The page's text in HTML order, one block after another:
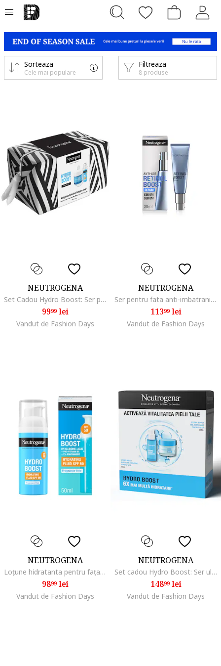
Filtreaza
8 produse
Sorteaza
Cele mai populare
NEUTROGENA
Set Cadou Hydro Boost: Ser pentru fata cu 10% Niacinamide, 30ml + Gel hidratant pentru ten normal si mixt, 50 ml
9999lei
Vandut de Fashion Days
NEUTROGENA
Ser pentru fata anti-imbatranire Retinol Boost, 30 ml
11399lei
Vandut de Fashion Days
NEUTROGENA
Loțune hidratanta pentru fața Hydro Boost SPF 50, 50ml
9899lei
Vandut de Fashion Days
NEUTROGENA
Set cadou Hydro Boost: Ser ultra-hidratant, 30 ml + Gel hidratant pentru ten normal si mixt, 50 ml
14899lei
Vandut de Fashion Days